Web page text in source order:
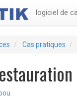
logiciel de
Cas pratiques